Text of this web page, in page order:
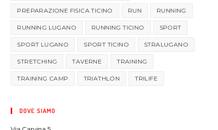
PREPARAZIONE FISICA TICINO RUN RUNNING
RUNNING LUGANO RUNNING TICINO SPORT
SPORT LUGANO SPORT TICINO STRALUGANO
STRETCHING TAVERNE TRAINING
TRAINING CAMP TRIATHLON TRILIFE
DOVE SIAMO